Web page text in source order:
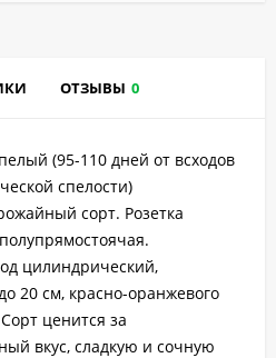
ОТЗЫВЫ 0
(95-110 дней от всходов
спелости)
сорт. Розетка
цилиндрический,
20 см, красно-оранжевого
ценится за
вкус, сладкую и сочную